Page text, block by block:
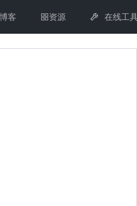
博客 资源 在线工